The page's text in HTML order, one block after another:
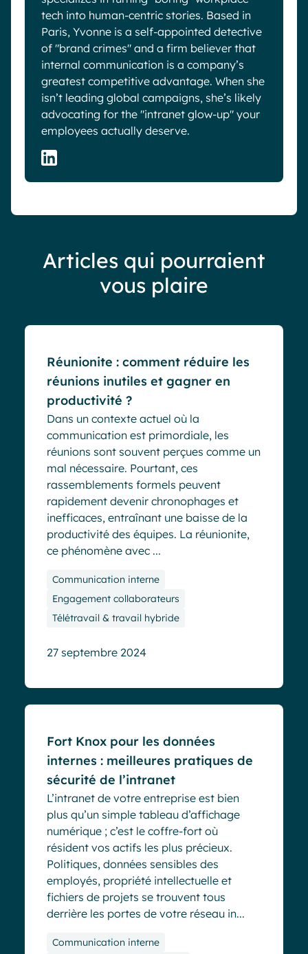
tech into human-centric stories. Based in
Paris, Yvonne is a self-appointed detective
of "brand crimes" and a firm believer that
internal communication is a company’s
greatest competitive advantage. When she
isn’t leading global campaigns, she’s likely
advocating for the "intranet glow-up" your
employees actually deserve.
Articles qui pourraient
vous plaire
Réunionite : comment réduire les
réunions inutiles et gagner en
productivité ?
Dans un contexte actuel où la
communication est primordiale, les
réunions sont souvent perçues comme un
mal nécessaire. Pourtant, ces
rassemblements formels peuvent
rapidement devenir chronophages et
inefficaces, entraînant une baisse de la
productivité des équipes. La réunionite,
ce phénomène avec ...
Communication interne
Engagement collaborateurs
Télétravail & travail hybride
27 septembre 2024
Fort Knox pour les données
internes : meilleures pratiques de
sécurité de l’intranet
L’intranet de votre entreprise est bien
plus qu’un simple tableau d’affichage
numérique ; c’est le coffre-fort où
résident vos actifs les plus précieux.
Politiques, données sensibles des
employés, propriété intellectuelle et
fichiers de projets se trouvent tous
derrière les portes de votre réseau in...
Communication interne